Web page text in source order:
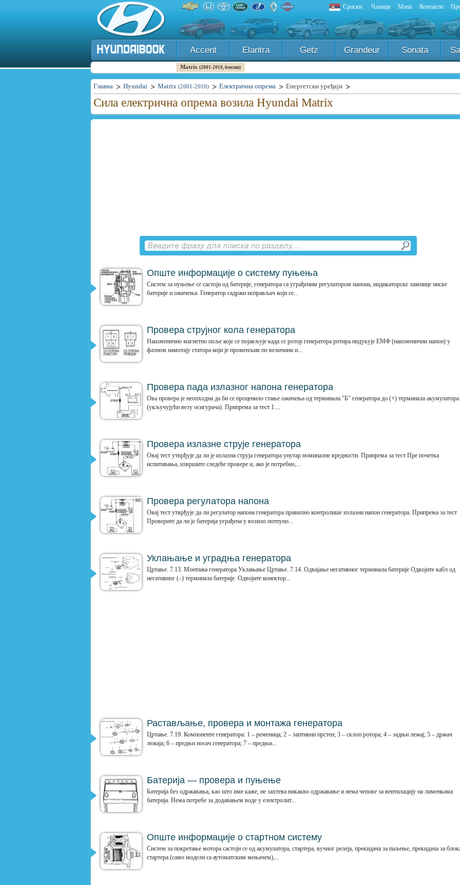
Српски Чланци Мапа Контакти
Accent Elantra Getz Grandeur Sonata
Matrix (2001-2010, бензин)
Главна Hyundai Matrix (2001-2010) Електрична опрема Енергетски уређаји
Сила електрична опрема возила Hyundai Matrix
Опште информације о систему пуњења
Систем за пуњење се састоји од батерије, генератора са уграђеним регулатором напона, индикаторске лампице ниске
батерије и ожичења. Генератор садржи исправљач који се...
Провера струјног кола генератора
Наизменично магнетно поље које се појављује када се ротор генератора ротира индукује ЕМФ (наизменични напон) у
фазном намотају статора који је променљив по величини и...
Провера пада излазног напона генератора
Ова провера је неопходна да би се проценило стање ожичења од терминала "Б" генератора до (+) терминала акумулатора
(укључујући везу осигурача). Припрема за тест 1....
Провера излазне струје генератора
Овај тест утврђује да ли је излазна струја генератора унутар номиналне вредности. Припрема за тест Пре почетка
испитивања, извршите следеће провере и, ако је потребно,...
Провера регулатора напона
Овај тест утврђује да ли регулатор напона генератора правилно контролише излазни напон генератора. Припрема за тест
Проверите да ли је батерија уграђена у возило потпуно...
Уклањање и уградња генератора
Цртање. 7.13. Монтажа генератора Уклањање Цртање. 7.14. Одвајање негативног терминала батерије Одвојите кабл од
негативног (–) терминала батерије. Одвојите конектор...
Растављање, провера и монтажа генератора
Цртање. 7.19. Компоненте генератора: 1 – ременица; 2 – заптивни прстен; 3 – склоп ротора; 4 – задњи лежај; 5 – држач
лежаја; 6 – предњи носач генератора; 7 – предњи...
Батерија — провера и пуњење
Батерија без одржавања, као што име каже, не захтева никакво одржавање и нема чепове за вентилацију на лименкама
батерија. Нема потребе за додавањем воде у електролит...
Опште информације о стартном систему
Систем за покретање мотора састоји се од акумулатора, стартера, вучног релеја, прекидача за паљење, прекидача за
стартера (само модели са аутоматским мењачем),...